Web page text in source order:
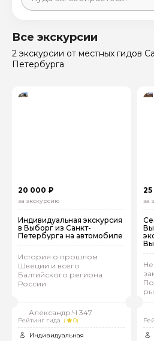
Санкт-Петербург
Россия
Все экскурсии
2 экскурсии от местных гидов
Петербурга
20 000 ₽
за экскурсию
Индивидуальная экскурсия
в Выборг из Санкт-
Петербурга на автомобиле
История о прошлом
Швеции и всего
Балтийского региона
России
Александр.Ч 347
Рейтинг гида (
0)
Индивидуальная
за